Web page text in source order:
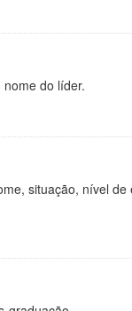
do líder.
situação, nível